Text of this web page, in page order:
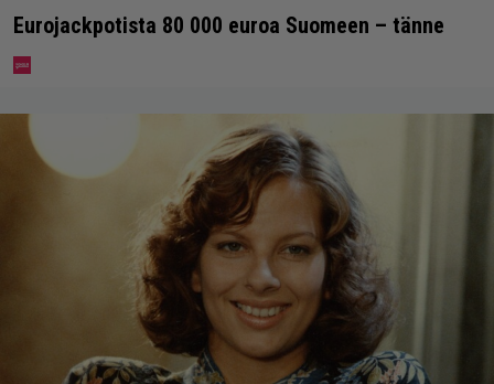
Eurojackpotista 80 000 euroa Suomeen – tänne